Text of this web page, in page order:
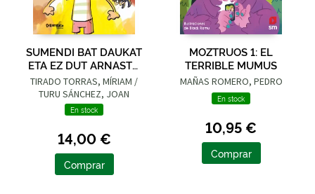
SUMENDI BAT DAUKAT
ETA EZ DUT ARNASTU
NAHI
TIRADO TORRAS, MÍRIAM /
TURU SÁNCHEZ, JOAN
En stock
14,00 €
Comprar
MOZTRUOS 1: EL
TERRIBLE MUMUS
MAÑAS ROMERO, PEDRO
En stock
10,95 €
Comprar